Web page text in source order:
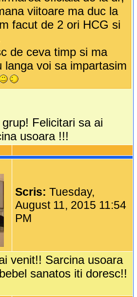
viitoare ma duc la
facut de 2 ori HCG si
de ceva timp si ma
langa voi sa impartasim
Felicitari sa ai
usoara !!!
Scris:Tuesday,
August 11, 2015 11:54
PM
venit!! Sarcina usoara
sanatos iti doresc!!